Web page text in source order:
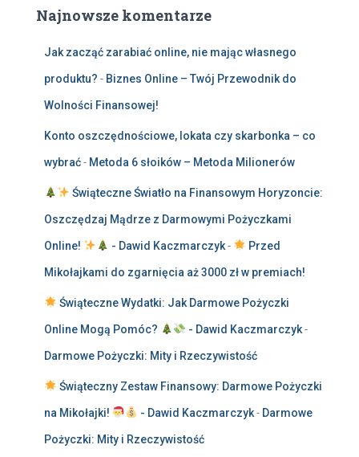
Najnowsze komentarze
Jak zacząć zarabiać online, nie mając własnego
produktu? - Biznes Online – Twój Przewodnik do
Wolności Finansowej!
Konto oszczędnościowe, lokata czy skarbonka – co
wybrać- Metoda 6 słoików – Metoda Milionerów
Świąteczne Światło na Finansowym Horyzoncie:
Oszczędzaj Mądrze z Darmowymi Pożyczkami
Online! - Dawid Kaczmarczyk- Przed
Mikołajkami do zgarnięcia aż 3000 zł w premiach!
Świąteczne Wydatki: Jak Darmowe Pożyczki
Online Mogą Pomóc? - Dawid Kaczmarczyk-
Darmowe Pożyczki: Mity i Rzeczywistość
Świąteczny Zestaw Finansowy: Darmowe Pożyczki
na Mikołajki! - Dawid Kaczmarczyk- Darmowe
Pożyczki: Mity i Rzeczywistość